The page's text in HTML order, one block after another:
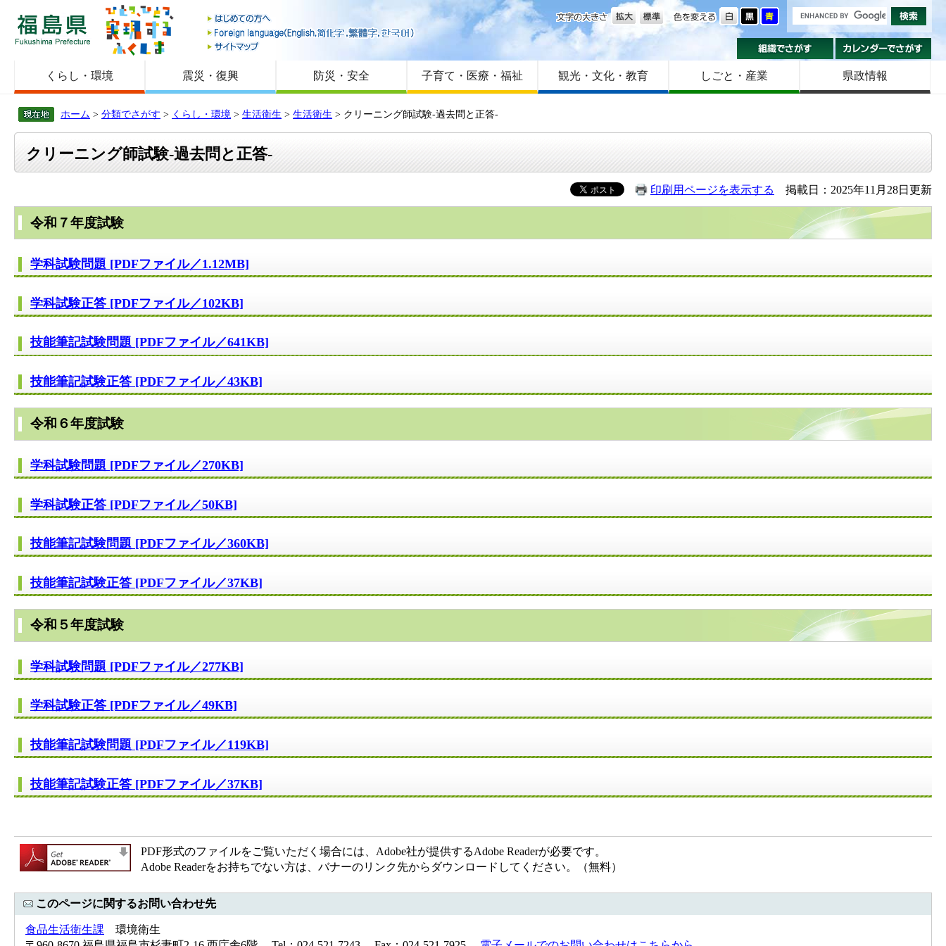
福島県
はじめての方へ
Foreign language
サイトマップ
色を変える
文字の大きさ
組織でさがす
くらし・環境 震災・復興 防災・安全 子育て・医療・福祉 観光・文化・教育 しごと・産業 県政情報
ホーム > 分類でさがす > くらし・環境 > 生活衛生 > 生活衛生 > クリーニング師試験-過去問と正答-
クリーニング師試験-過去問と正答-
印刷用ページを表示する 掲載日：2025年11月28日更新
令和７年度試験
学科試験問題 [PDFファイル／1.12MB]
学科試験正答 [PDFファイル／102KB]
技能筆記試験問題 [PDFファイル／641KB]
技能筆記試験正答 [PDFファイル／43KB]
令和６年度試験
学科試験問題 [PDFファイル／270KB]
学科試験正答 [PDFファイル／50KB]
技能筆記試験問題 [PDFファイル／360KB]
技能筆記試験正答 [PDFファイル／37KB]
令和５年度試験
学科試験問題 [PDFファイル／277KB]
学科試験正答 [PDFファイル／49KB]
技能筆記試験問題 [PDFファイル／119KB]
技能筆記試験正答 [PDFファイル／37KB]
PDF形式のファイルをご覧いただく場合には、Adobe社が提供するAdobe Readerが必要です。
Adobe Readerをお持ちでない方は、バナーのリンク先からダウンロードしてください。（無料）
このページに関するお問い合わせ先
食品生活衛生課 環境衛生